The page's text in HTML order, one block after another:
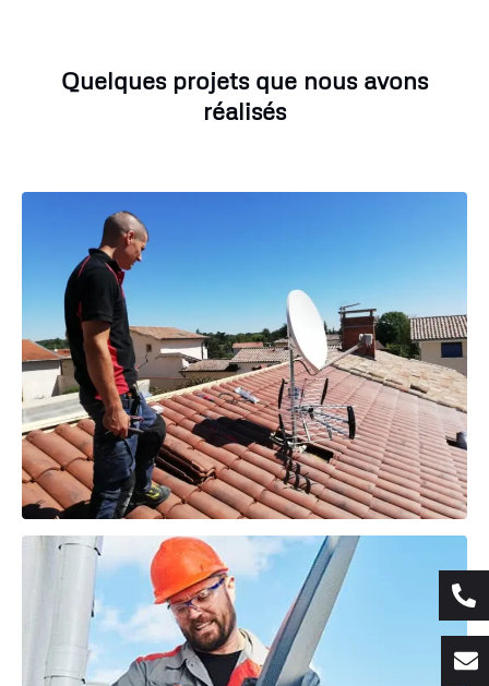
Quelques projets que nous avons
réalisés